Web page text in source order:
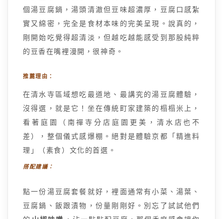
個湯豆腐鍋，湯頭清澈但豆味超濃厚，豆腐口感紮
實又綿密，完全是食材本味的完美呈現。說真的，
剛開始吃覺得超清淡，但越吃越能感受到那股純粹
的豆香在嘴裡漫開，很神奇。
推薦理由：
在清水寺區域想吃最道地、最講究的湯豆腐體驗，
沒得選，就是它！坐在傳統町家建築的榻榻米上，
看著庭園（南禪寺分店庭園更美，清水店也不
差），整個儀式感爆棚。絕對是體驗京都「精進料
理」（素食）文化的首選。
搭配建議：
點一份湯豆腐套餐就好，裡面通常有小菜、湯葉、
豆腐鍋、飯跟漬物，份量剛剛好。別忘了試試他們